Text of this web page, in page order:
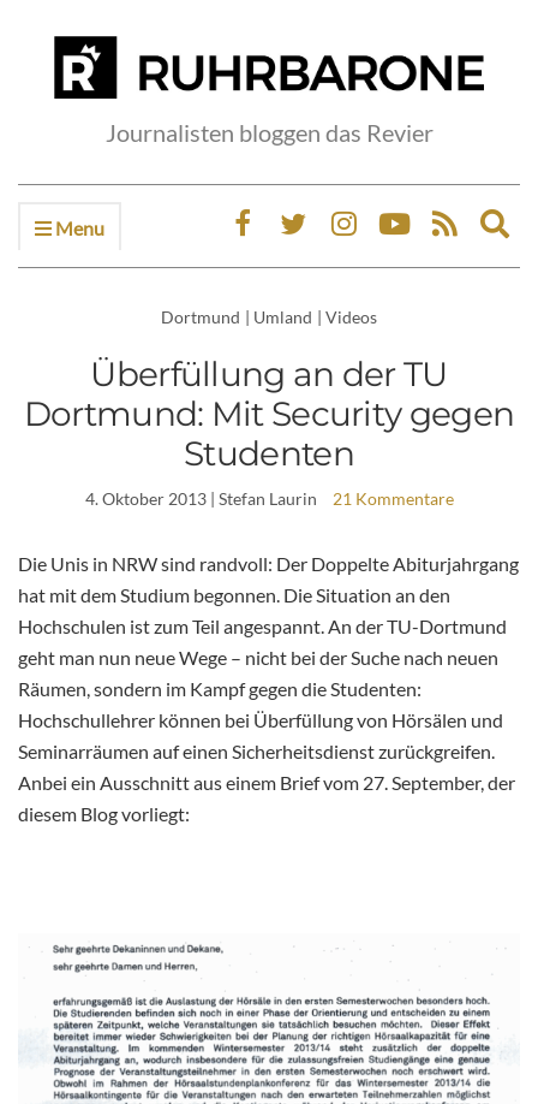
Journalisten bloggen das Revier
Menu
Dortmund | Umland | Videos
Überfüllung an der TU
Dortmund: Mit Security gegen
Studenten
4. Oktober 2013| Stefan Laurin 21 Kommentare
Die Unis in NRW sind randvoll: Der Doppelte Abiturjahrgang
hat mit dem Studium begonnen. Die Situation an den
Hochschulen ist zum Teil angespannt. An der TU-Dortmund
geht man nun neue Wege – nicht bei der Suche nach neuen
Räumen, sondern im Kampf gegen die Studenten:
Hochschullehrer können bei Überfüllung von Hörsälen und
Seminarräumen auf einen Sicherheitsdienst zurückgreifen.
Anbei ein Ausschnitt aus einem Brief vom 27. September, der
diesem Blog vorliegt: